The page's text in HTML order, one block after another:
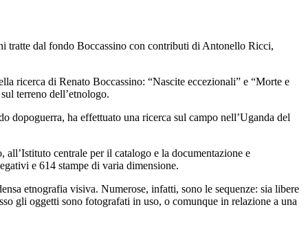
tratte dal fondo Boccassino con contributi di Antonello Ricci,
ricerca di Renato Boccassino: “Nascite eccezionali” e “Morte e
terreno dell’etnologo.
ha effettuato una ricerca sul campo nell’Uganda del
centrale per il catalogo e la documentazione e
e 614 stampe di varia dimensione.
etnografia visiva. Numerose, infatti, sono le sequenze: sia libere
gli oggetti sono fotografati in uso, o comunque in relazione a una